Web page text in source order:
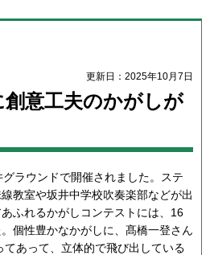
更新日：2025年10月7日
意工夫のかがしが
ラウンドで開催されました。ステ
教室や坂井中学校吹奏楽部などが出
ふれるかがしコンテストには、16
個性豊かなかがしに、髙橋一登さん
あって、立体的で飛び出している